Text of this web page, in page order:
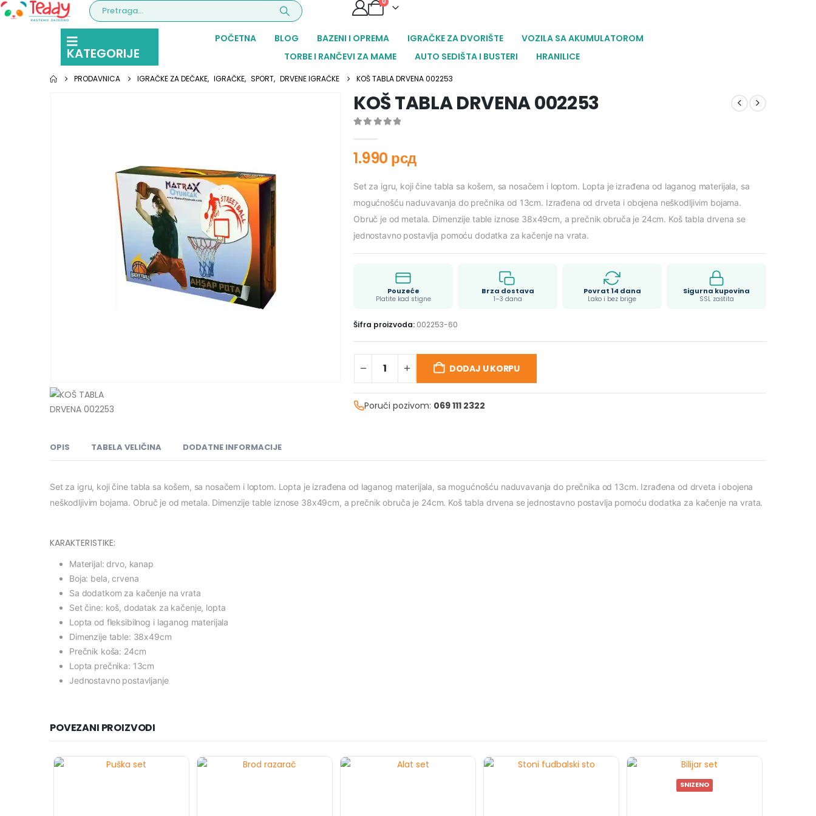
KATEGORIJE
POČETNA BLOG BAZENI I OPREMA IGRAČKE ZA DVORIŠTE
VOZILA SA AKUMULATOROM
TORBE I RANČEVI ZA MAME
AUTO SEDIŠTA I BUSTERI HRANILICE
PRODAVNICA IGRAČKE ZA DEČAKE, IGRAČKE, SPORT, DRVENE IGRAČKE KOŠ TABLA DRVENA 002253
KOŠ TABLA DRVENA 002253
1.990 рсд
Set za igru, koji čine tabla sa košem, sa nosačem i loptom. Lopta je izrađena od laganog materijala, sa
mogućnošću naduvavanja do prečnika od 13cm. Izrađena od drveta i obojena neškodljivim bojama.
Obruč je od metala. Dimenzije table iznose 38x49cm, a prečnik obruča je 24cm. Koš tabla drvena se
jednostavno postavlja pomoću dodatka za kačenje na vrata.
Pouzeće
Platite kad stigne
Brza dostava
1–3 dana
Povrat 14 dana
Lako i bez brige
Sigurna kupovina
SSL zaštita
Šifra proizvoda: 002253-60
DODAJ U KORPU
Poruči pozivom: 069 111 2322
OPIS TABELA VELIČINA DODATNE INFORMACIJE
Set za igru, koji čine tabla sa košem, sa nosačem i loptom. Lopta je izrađena od laganog materijala, sa mogućnošću naduvavanja do prečnika od 13cm. Izrađena od drveta i obojena
neškodljivim bojama. Obruč je od metala. Dimenzije table iznose 38x49cm, a prečnik obruča je 24cm. Koš tabla drvena se jednostavno postavlja pomoću dodatka za kačenje na vrata.
KARAKTERISTIKE:
Materijal: drvo, kanap
Boja: bela, crvena
Sa dodatkom za kačenje na vrata
Set čine: koš, dodatak za kačenje, lopta
Lopta od fleksibilnog i laganog materijala
Dimenzije table: 38x49cm
Prečnik koša: 24cm
Lopta prečnika: 13cm
Jednostavno postavljanje
POVEZANI PROIZVODI
SNIZENO